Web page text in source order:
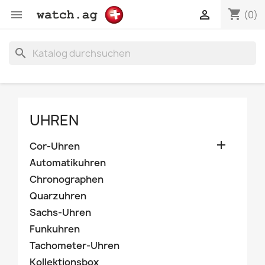
 shopping_cart (0)

search
UHREN
Cor-Uhren 
Automatikuhren
Chronographen
Quarzuhren
Sachs-Uhren
Funkuhren
Tachometer-Uhren
Kollektionsbox